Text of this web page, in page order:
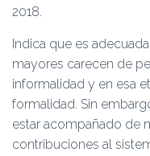
2018.
Indica que es
mayores carecen de
informalidad y en esa
formalidad. Sin
estar acompañado de
contribuciones al